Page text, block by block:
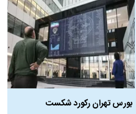
بورس تهران رکورد شکست